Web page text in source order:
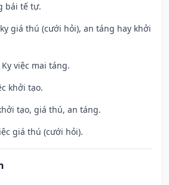
bái tế tự.
giá thú (cưới hỏi), an táng hay khởi
việc mai táng.
khởi tạo.
tạo, giá thú, an táng.
giá thú (cưới hỏi).